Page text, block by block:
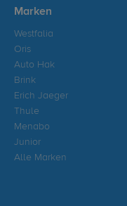
Marken
Westfalia
Oris
Auto Hak
Brink
Erich Jaeger
Thule
Menabo
Junior
Alle Marken